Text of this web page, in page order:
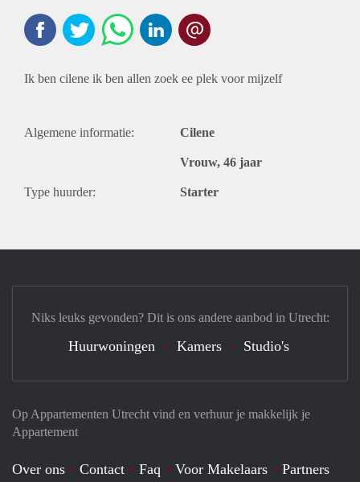
Ik ben cilene ik ben allen zoek ee plek voor mijzelf
Algemene informatie: Cilene
Vrouw, 46 jaar
Type huurder: Starter
Op Appartementen Utrecht vind en verhuur je makkelijk je
Appartement
Over ons Contact Faq Voor Makelaars Partners
Niks leuks gevonden? Dit is ons andere aanbod in Utrecht:
Huurwoningen Kamers Studio's